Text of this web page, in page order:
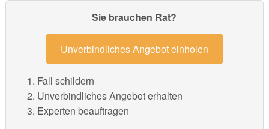
Sie brauchen Rat?
Unverbindliches Angebot einholen
Fall schildern
Unverbindliches Angebot erhalten
Experten beauftragen